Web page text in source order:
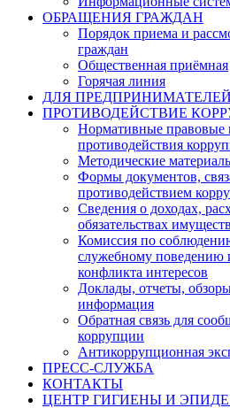
ОБРАЩЕНИЯ ГРАЖДАН
Порядок приема и
граждан
Общественная приёмная
Горячая линия
ДЛЯ ПРЕДПРИНИМАТЕЛЕЙ
ПРОТИВОДЕЙСТВИЕ
Нормативные правовые
противодействия
Методические
Формы документов,
противодействием
Сведения о доходах,
обязательствах
Комиссия по
служебному поведению
конфликта интересов
Доклады, отчеты,
информация
Обратная связь для
коррупции
Антикоррупционная
ПРЕСС-СЛУЖБА
КОНТАКТЫ
ЦЕНТР ГИГИЕНЫ И